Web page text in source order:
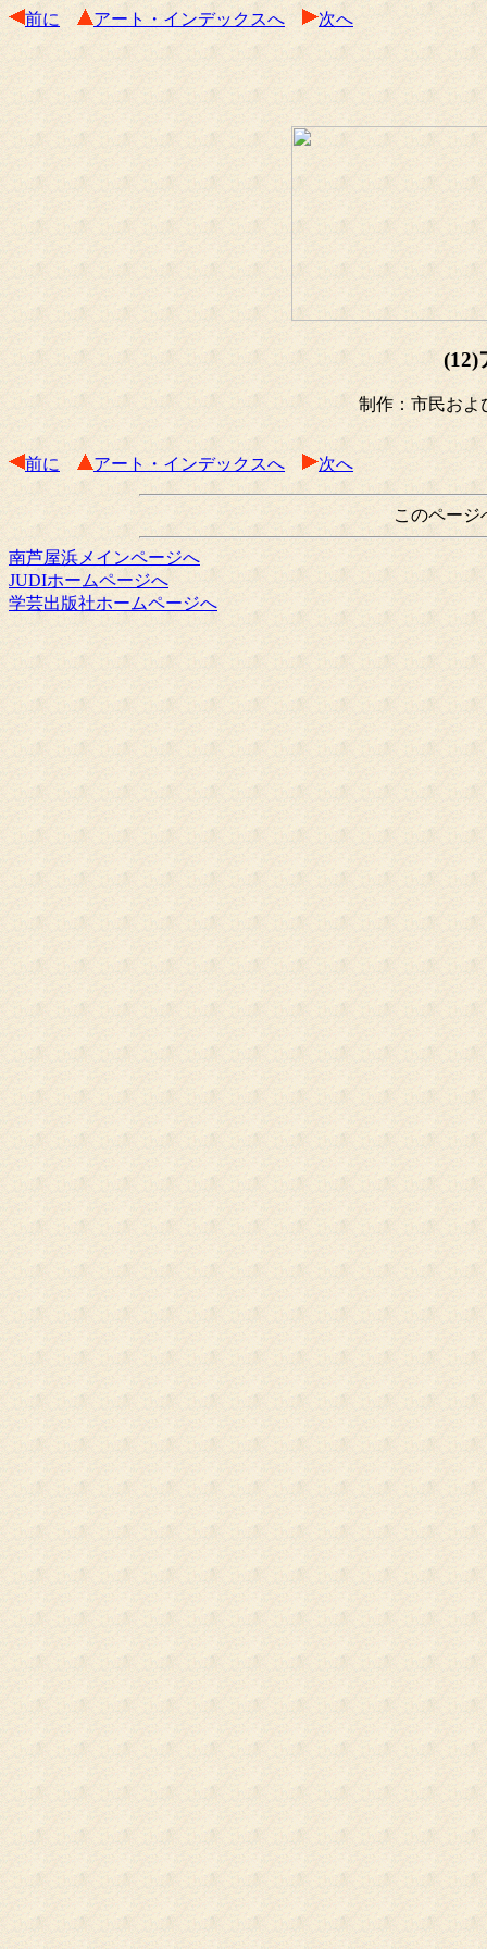
前に アート・インデックスへ 次へ
(12)
制作：市民およ
前に アート・インデックスへ 次へ
このページ
南芦屋浜メインページへ
JUDIホームページへ
学芸出版社ホームページへ